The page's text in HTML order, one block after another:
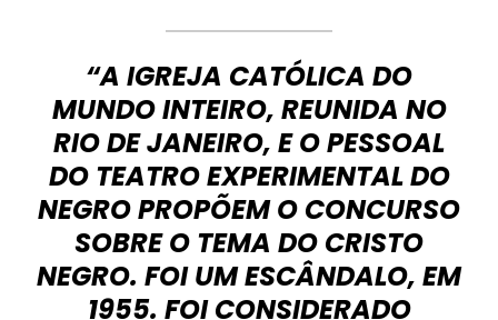
“A IGREJA CATÓLICA DO
MUNDO INTEIRO, REUNIDA NO
RIO DE JANEIRO, E O PESSOAL
DO TEATRO EXPERIMENTAL DO
NEGRO PROPÕEM O CONCURSO
SOBRE O TEMA DO CRISTO
NEGRO. FOI UM ESCÂNDALO, EM
1955. FOI CONSIDERADO